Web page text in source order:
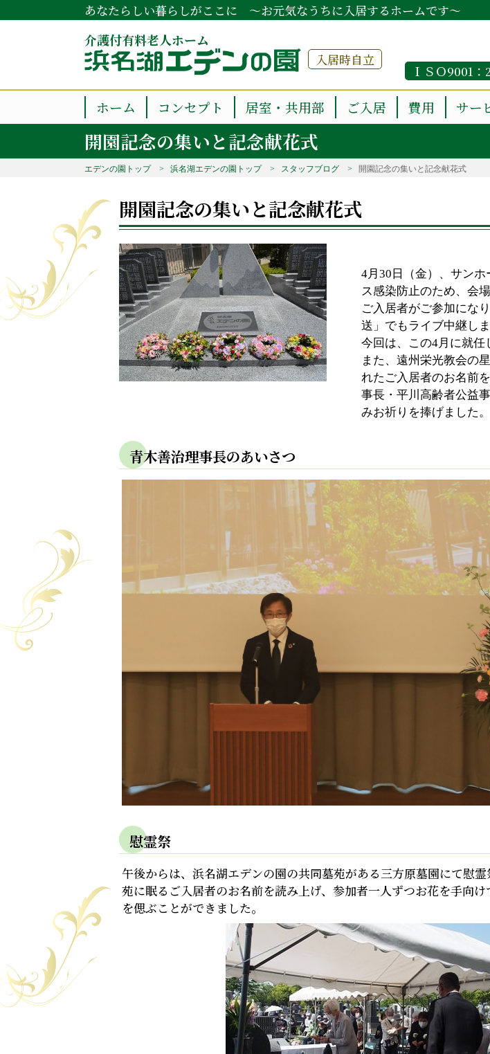
あなたらしい暮らしがここに ～お元気なうちに入居するホームです～
介護付有料老人ホーム
入居時自立
ＩＳＯ9001
ホーム コンセプト 居室・共用部 ご入居 費用 サー
開園記念の集いと記念献花式
エデンの園トップ 浜名湖エデンの園トップ スタッフブログ 開園記念の集いと記念献花式
開園記念の集いと記念献花式
4月30日（金）、サン
ス感染防止のため、会
ご入居者がご参加にな
送」でもライブ中継しま
今回は、この4月に就任
また、遠州栄光教会の
れたご入居者のお名前
事長・平川高齢者公益
みお祈りを捧げました。
青木善治理事長のあいさつ
慰霊祭
午後からは、浜名湖エデンの園の共同墓苑がある三方原墓園にて慰
苑に眠るご入居者のお名前を読み上げ、参加者一人ずつお花を手向
を偲ぶことができました。